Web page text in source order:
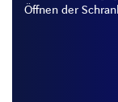
Öffnen der